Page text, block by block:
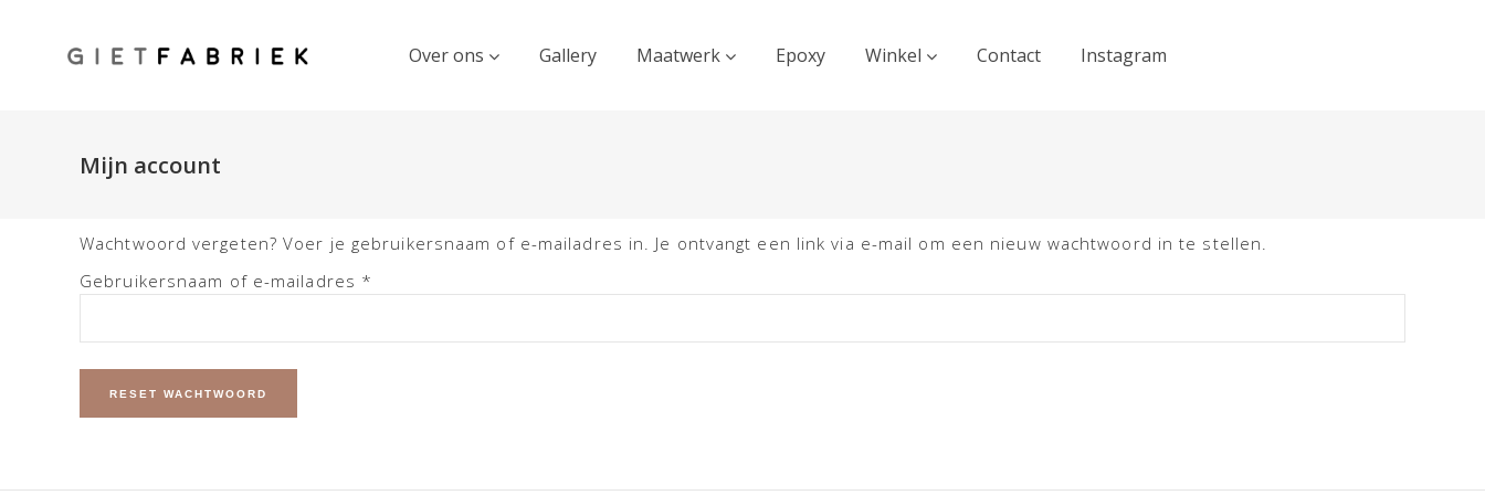
Over ons Gallery Maatwerk Epoxy Winkel Contact Instagram
Mijn account
Wachtwoord vergeten? Voer je gebruikersnaam of e-mailadres in. Je ontvangt een link via e-mail om een nieuw wachtwoord in te stellen.
Gebruikersnaam of e-mailadres *
RESET WACHTWOORD